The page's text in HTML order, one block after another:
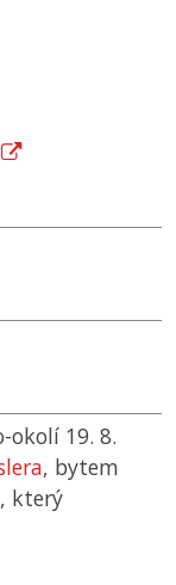
okolí 19. 8.
, bytem
který